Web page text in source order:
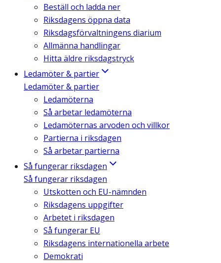
Beställ och ladda ner
Riksdagens öppna data
Riksdagsförvaltningens diarium
Allmänna handlingar
Hitta äldre riksdagstryck
Ledamöter & partier
Ledamöter & partier
Ledamöterna
Så arbetar ledamöterna
Ledamöternas arvoden och villkor
Partierna i riksdagen
Så arbetar partierna
Så fungerar riksdagen
Så fungerar riksdagen
Utskotten och EU-nämnden
Riksdagens uppgifter
Arbetet i riksdagen
Så fungerar EU
Riksdagens internationella arbete
Demokrati